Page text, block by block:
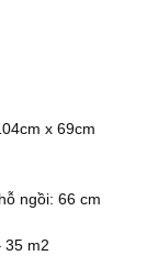
x 69cm
ngồi: 66 cm
35 m2